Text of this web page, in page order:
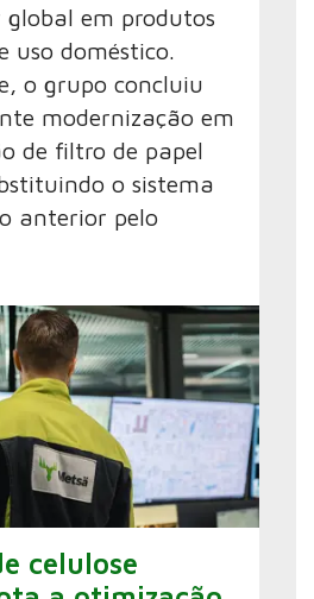
em produtos
uso doméstico.
o grupo concluiu
modernização em
de filtro de papel
o sistema
anterior pelo
celulose